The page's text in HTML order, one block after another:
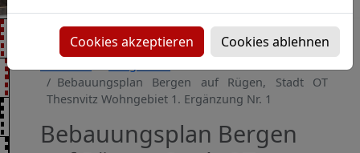
Bebauungsplan Bergen auf Rügen, Stadt OT
Thesnvitz Wohngebiet 1. Ergänzung Nr. 1
Bebauungsplan Bergen
Cookies akzeptieren Cookies ablehnen